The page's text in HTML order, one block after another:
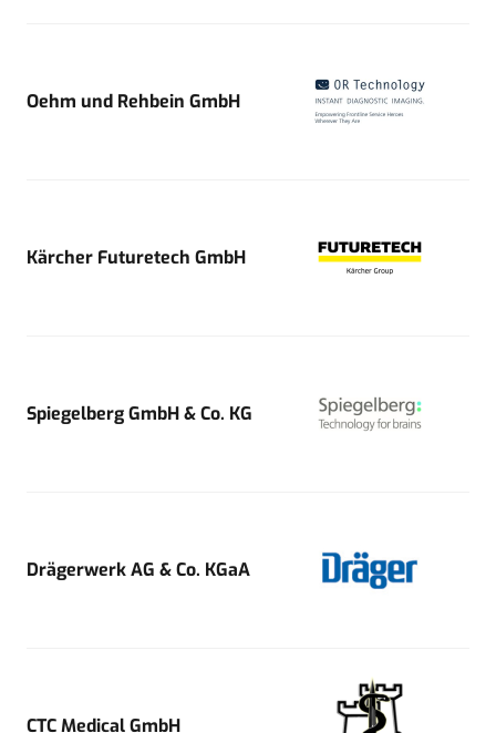
Oehm und Rehbein GmbH
Kärcher Futuretech GmbH
Spiegelberg GmbH & Co. KG
Drägerwerk AG & Co. KGaA
CTC Medical GmbH